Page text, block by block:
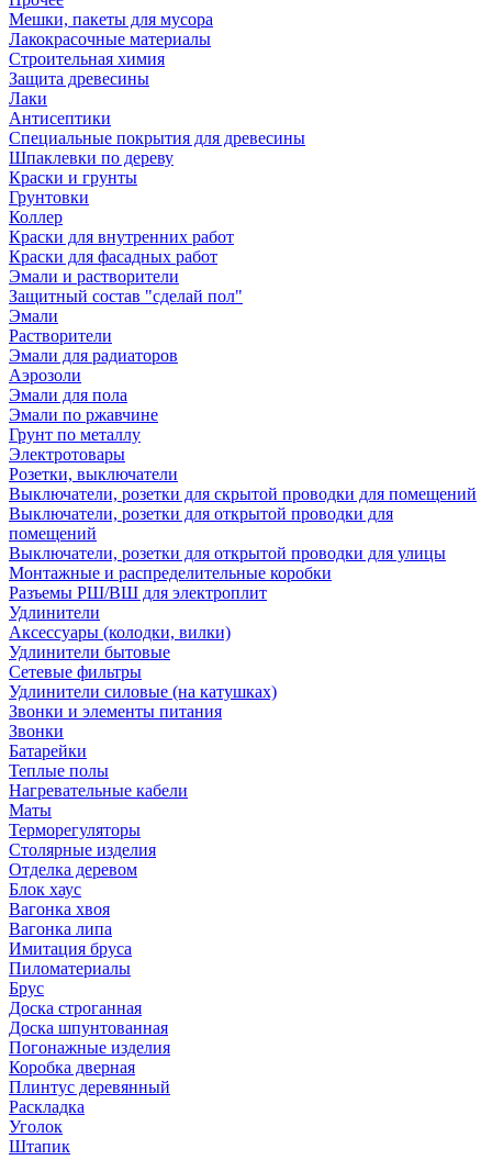
Мешки, пакеты для мусора
Лакокрасочные материалы
Строительная химия
Защита древесины
Лаки
Антисептики
Специальные покрытия для древесины
Шпаклевки по дереву
Краски и грунты
Грунтовки
Коллер
Краски для внутренних работ
Краски для фасадных работ
Эмали и растворители
Защитный состав "сделай пол"
Эмали
Растворители
Эмали для радиаторов
Аэрозоли
Эмали для пола
Эмали по ржавчине
Грунт по металлу
Электротовары
Розетки, выключатели
Выключатели, розетки для скрытой проводки для помещений
Выключатели, розетки для открытой проводки для
помещений
Выключатели, розетки для открытой проводки для улицы
Монтажные и распределительные коробки
Разъемы РШ/ВШ для электроплит
Удлинители
Аксессуары (колодки, вилки)
Удлинители бытовые
Сетевые фильтры
Удлинители силовые (на катушках)
Звонки и элементы питания
Звонки
Батарейки
Теплые полы
Нагревательные кабели
Маты
Терморегуляторы
Столярные изделия
Отделка деревом
Блок хаус
Вагонка хвоя
Вагонка липа
Имитация бруса
Пиломатериалы
Брус
Доска строганная
Доска шпунтованная
Погонажные изделия
Коробка дверная
Плинтус деревянный
Раскладка
Уголок
Штапик